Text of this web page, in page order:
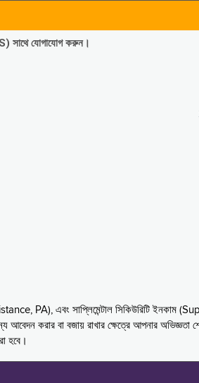
সাথে যোগাযোগ করুন।
PA), এবং সাপ্লিমেন্টাল সিকিউরিটি ইনকাম
করার বা বজায় রাখার ক্ষেত্রে আপনার অভিজ্ঞতা
হবে।